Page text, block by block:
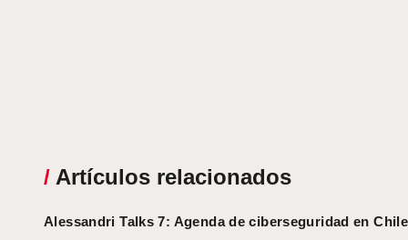
/ Artículos relacionados
Alessandri Talks 7: Agenda de ciberseguridad en Chile